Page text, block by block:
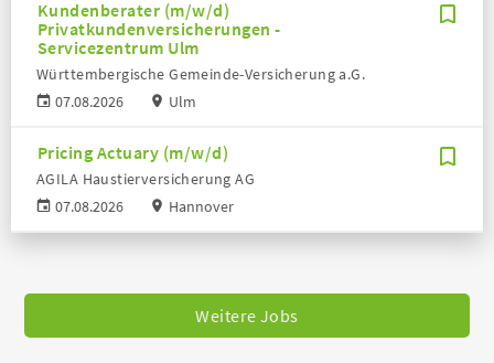
Kundenberater (m/w/d)
Privatkundenversicherungen -
Servicezentrum Ulm
07.08.2026
Württembergische Gemeinde-Versicherung a.G.
Ulm
Pricing Actuary (m/w/d)
07.08.2026
AGILA Haustierversicherung AG
Hannover
Weitere Jobs